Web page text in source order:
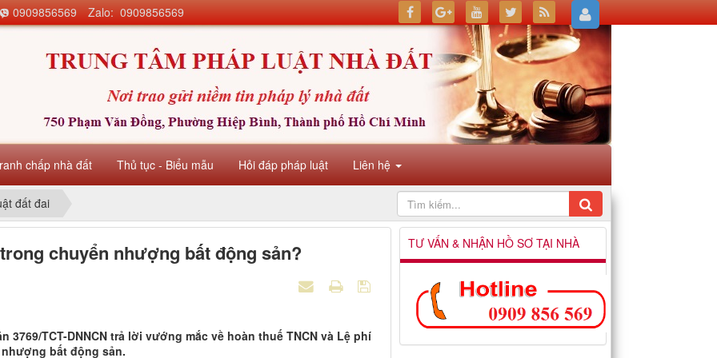
chấp nhà đất Thủ tục - Biểu mẫu Hỏi đáp pháp luật Liên hệ
0909856569 Zalo: 0909856569
đất đai
chuyển nhượng bất động sản?
3769/TCT-DNNCN trả lời vướng mắc về hoàn thuế TNCN và Lệ phí
bất động sản.
TƯ VẤN & NHẬN HỒ SƠ TẠI NHÀ